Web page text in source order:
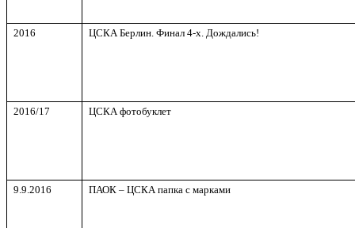
2016 ЦСКА Берлин. Финал 4-х. Дождались!
2016/17 ЦСКА фотобуклет
9.9.2016 ПАОК – ЦСКА папка с марками